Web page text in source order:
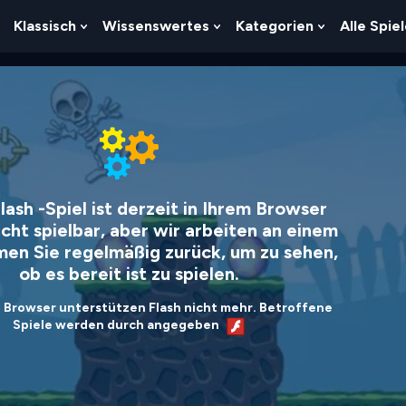
Show
Klassisch
Show
For
Klassisch
Wissenswertes
Show
For
Kategorien
Show
For
Alle
-Spiel ist derzeit in Ihrem Browser
spielbar, aber wir arbeiten an einem
Sie regelmäßig zurück, um zu sehen,
ob es bereit ist zu spielen.
Browser unterstützen Flash nicht mehr. Betroffene
Spiele werden durch angegeben